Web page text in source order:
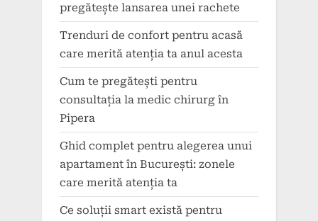
pregătește lansarea unei rachete
Trenduri de confort pentru acasă
care merită atenția ta anul acesta
Cum te pregătești pentru
consultația la medic chirurg în
Pipera
Ghid complet pentru alegerea unui
apartament în București: zonele
care merită atenția ta
Ce soluții smart există pentru